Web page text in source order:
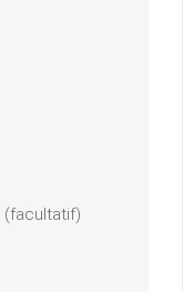
(facultatif)